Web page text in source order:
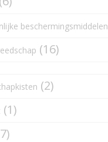
beschermingsmiddelen
(16)
(2)
(1)